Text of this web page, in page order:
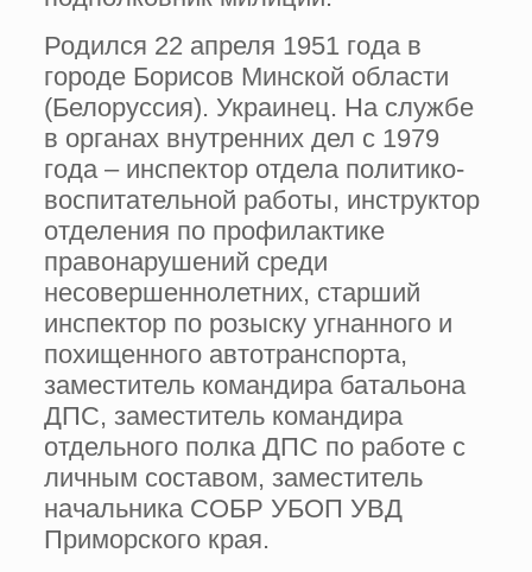
Родился 22 апреля 1951 года в
городе Борисов Минской области
(Белоруссия). Украинец. На службе
в органах внутренних дел с 1979
года – инспектор отдела политико-
воспитательной работы, инструктор
отделения по профилактике
правонарушений среди
несовершеннолетних, старший
инспектор по розыску угнанного и
похищенного автотранспорта,
заместитель командира батальона
ДПС, заместитель командира
отдельного полка ДПС по работе с
личным составом, заместитель
начальника СОБР УБОП УВД
Приморского края.